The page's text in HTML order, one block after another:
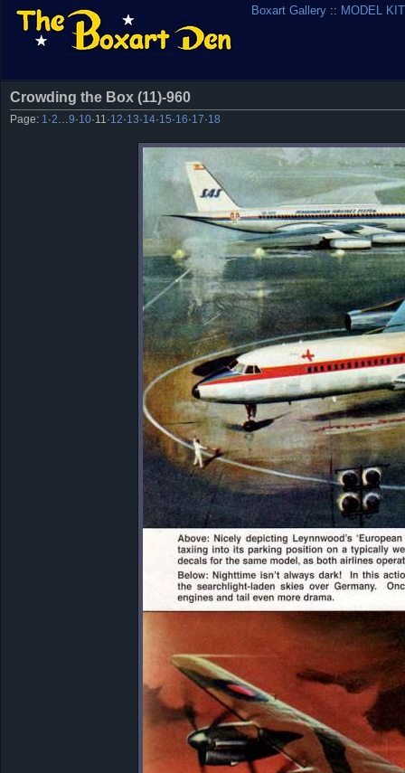
Boxart Gallery :: MODEL
Crowding the Box (11)-960
Page: 1 ·2 9·10·11 ·12·13·14·15·16·17·18